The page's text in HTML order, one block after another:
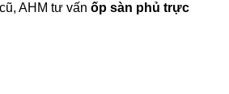
AHM tư vấn ốp sàn phủ trực